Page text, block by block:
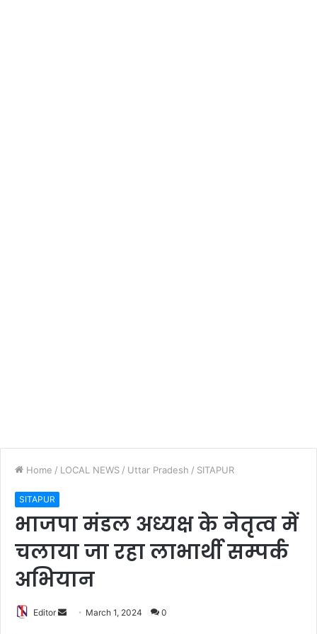
Home / LOCAL NEWS / Uttar Pradesh / SITAPUR
SITAPUR
भाजपा मंडल अध्यक्ष के नेतृत्व में
चलाया जा रहा लाभार्थी सम्पर्क
अभियान
Editor March 1, 2024 0